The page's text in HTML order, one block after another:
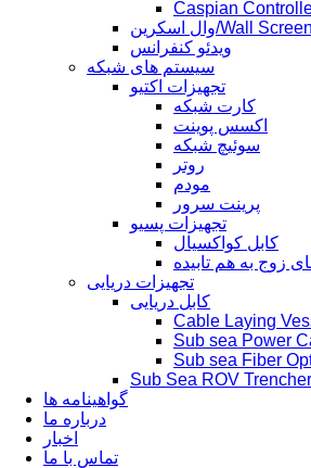
Caspian
وال اسکرین/Wall Screen
ویدئو کنفرانس
سیستم های شبکه
تجهیزات اکتیو
کارت شبکه
اکسس پوینت
سوئیچ شبکه
روتر
مودم
پرینت سرور
تجهیزات پسیو
کابل کواکسیال
زوج به هم تابیده
تجهیزات دریایی
کابل دریایی
Cable Laying
Sub sea Power
Sub sea Fiber
Sub Sea ROV Trencher
گواهینامه ها
درباره ما
اخبار
تماس با ما